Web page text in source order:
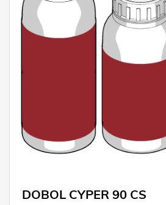
DOBOL CYPER 90 CS